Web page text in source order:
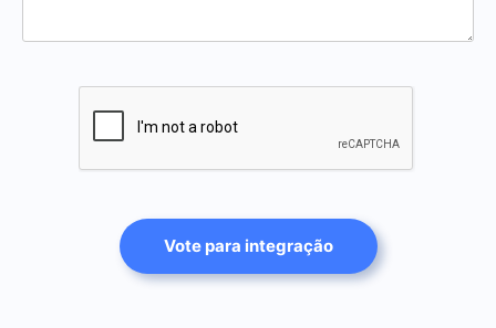
Vote para integração